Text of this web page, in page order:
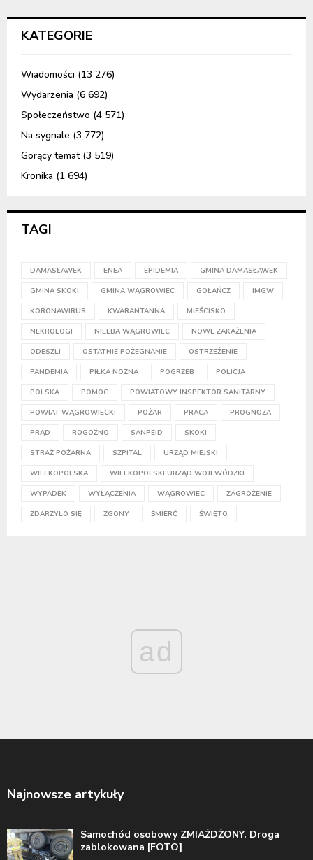
KATEGORIE
Wiadomości (13 276)
Wydarzenia (6 692)
Społeczeństwo (4 571)
Na sygnale (3 772)
Gorący temat(3 519)
Kronika (1 694)
TAGI
DAMASŁAWEK ENEA EPIDEMIA GMINA DAMASŁAWEK
GMINA SKOKI GMINA WĄGROWIEC GOŁAŃCZ IMGW
KORONAWIRUS KWARANTANNA MIEŚCISKO
NEKROLOGI NIELBA WĄGROWIEC NOWE ZAKAŻENIA
ODESZLI OSTATNIE POŻEGNANIE OSTRZEŻENIE
PANDEMIA PIŁKA NOŻNA POGRZEB POLICJA
POLSKA POMOC POWIATOWY INSPEKTOR SANITARNY
POWIAT WĄGROWIECKI POŻAR PRACA PROGNOZA
PRĄD ROGOŹNO SANPEID SKOKI
STRAŻ POŻARNA SZPITAL URZĄD MIEJSKI
WIELKOPOLSKA WIELKOPOLSKI URZĄD WOJEWÓDZKI
WYPADEK WYŁĄCZENIA WĄGROWIEC ZAGROŻENIE
ZDARZYŁO SIĘ ZGONY ŚMIERĆ ŚWIĘTO
ad
Najnowsze artykuły
Samochód osobowy ZMIAŻDŻONY. Droga
zablokowana [FOTO]